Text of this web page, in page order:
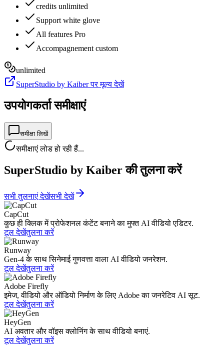
credits unlimited
Support white glove
All features Pro
Accompagnement custom
unlimited
SuperStudio by Kaiber पर मूल्य देखें
उपयोगकर्ता समीक्षाएं
समीक्षा लिखें
समीक्षाएं लोड हो रही हैं...
SuperStudio by Kaiber की तुलना करें
सभी तुलनाएं देखेंसभी देखें
CapCut
कुछ ही क्लिक में प्रोफेशनल कंटेंट बनाने का मुफ्त AI वीडियो एडिटर.
टूल देखेंतुलना करें
Runway
Gen-4 के साथ सिनेमाई गुणवत्ता वाला AI वीडियो जनरेशन.
टूल देखेंतुलना करें
Adobe Firefly
इमेज, वीडियो और ऑडियो निर्माण के लिए Adobe का जनरेटिव AI सूट.
टूल देखेंतुलना करें
HeyGen
AI अवतार और वॉइस क्लोनिंग के साथ वीडियो बनाएं.
टूल देखेंतुलना करें